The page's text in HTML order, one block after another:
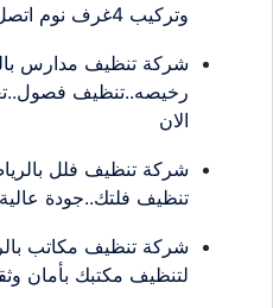
وتركيب 4غرف نوم اتصل بنا الان
شركة تنظيف مدارس
الان
تنظيف فلتك..جودة
لتنظيف مكتبك بأمان وثقة 99%اتصل بنا